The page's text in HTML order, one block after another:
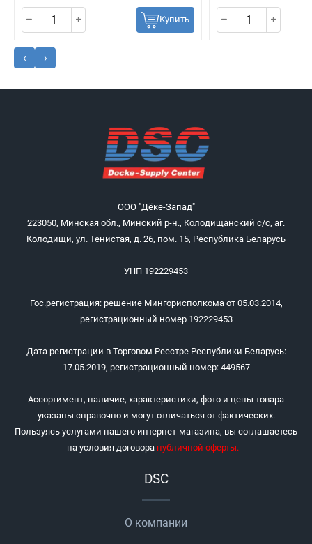
Купить
‹ ›
ООО "Дёке-Запад"
223050, Минская обл., Минский р-н., Колодищанский с/с, аг.
Колодищи, ул. Тенистая, д. 26, пом. 15, Республика Беларусь
УНП 192229453
Гос.регистрация: решение Мингорисполкома от 05.03.2014,
регистрационный номер 192229453
Дата регистрации в Торговом Реестре Республики Беларусь:
17.05.2019, регистрационный номер: 449567
Ассортимент, наличие, характеристики, фото и цены товара
указаны справочно и могут отличаться от фактических.
Пользуясь услугами нашего интернет-магазина, вы соглашаетесь
на условия договора публичной оферты.
DSC
О компании